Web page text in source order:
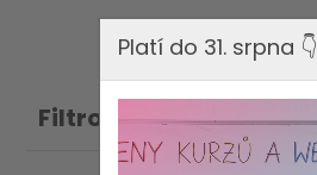
Filtrovat:
Platí do 31. srpna 👇